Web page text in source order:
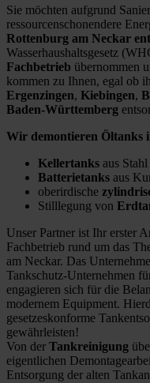
Sie möchten aufgrund
ressourcenschonendere
Rottenburg am Neckar
Wasserhaushaltsgesetz
Fachbetrieb übernommen
kommen zu Ihnen, egal ob
Ergenzingen, Kiebingen,
Baden-Württemberg
Wir demontieren Öltanks
Kellertanks aus Stahl
Batterietanks aus
oberirdische
Stilllegung von
Unser Partner ist Ihr erster
Fachbetrieb rund um das
am Neckar. Das
Tankschutz-Unternehmen
engagieren sich für die
modernem Equipment.
gesetzeskonforme
gewährleisten!
Von der Tankreinigung
eigentlichen
Entsorgung der alten